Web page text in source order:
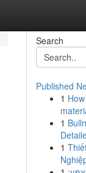
Search
Published
1
1
1